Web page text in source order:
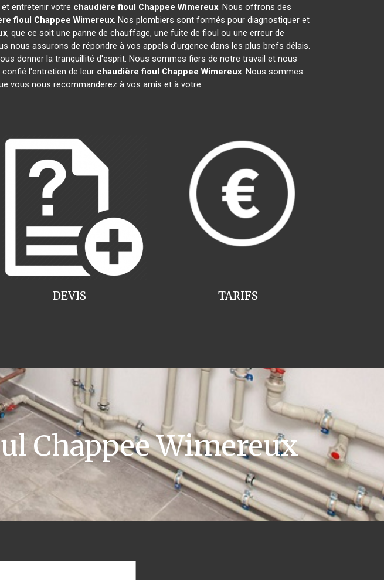
entretenir votre chaudière fioul Chappee Wimereux. Nous offrons des
fioul Chappee Wimereux. Nos plombiers sont formés pour diagnostiquer et
, que ce soit une panne de chauffage, une fuite de fioul ou une erreur de
assurons de répondre à vos appels d'urgence dans les plus brefs délais.
donner la tranquillité d'esprit. Nous sommes fiers de notre travail et nous
l'entretien de leur chaudière fioul Chappee Wimereux. Nous sommes
vous nous recommanderez à vos amis et à votre
TARIFS
DEVIS
Chappee Wimereux